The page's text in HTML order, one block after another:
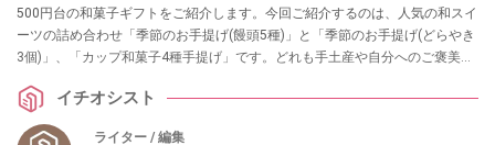
500円台の和菓子ギフトをご紹介します。今回ご紹介するのは、人気の和スイ
ーツの詰め合わせ「季節のお手提げ(饅頭5種)」と「季節のお手提げ(どらやき
3個)」、「カップ和菓子4種手提げ」です。どれも手土産や自分へのご褒美と
イチオシスト
ライター / 編集